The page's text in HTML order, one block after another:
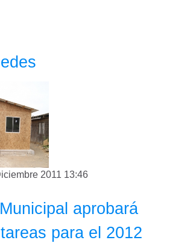
2011 13:46
aprobará
para el 2012